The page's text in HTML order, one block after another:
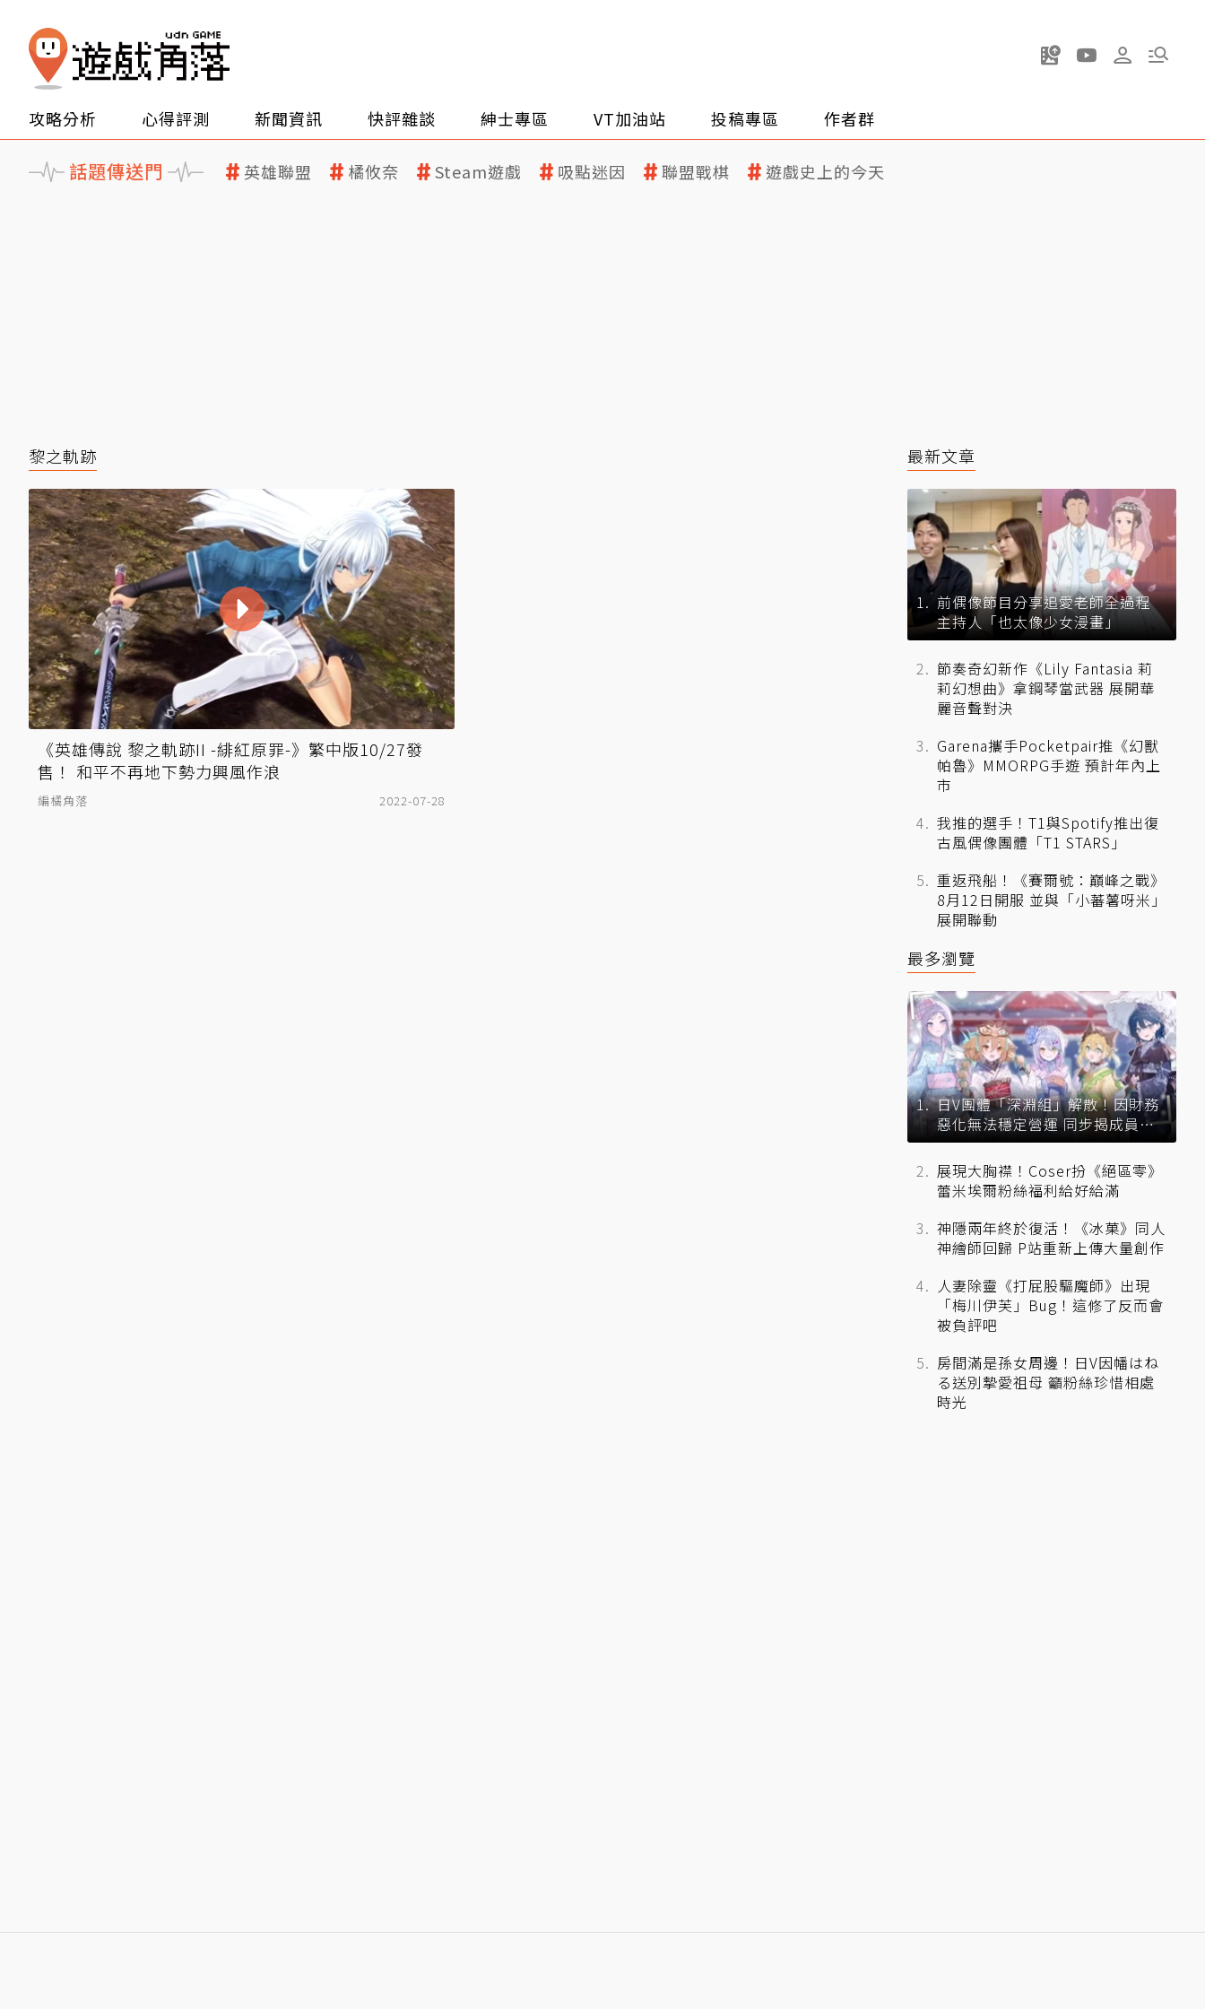
攻略分析 心得評測 新聞資訊 快評雜談 紳士專區 VT加油站 投稿專區 作者群
話題傳送門 英雄聯盟 橘攸奈 Steam遊戲 吸點迷因 聯盟戰棋 遊戲史上的今天
黎之軌跡
《英雄傳說 黎之軌跡II -緋紅原罪-》繁中版10/27發
售！ 和平不再地下勢力興風作浪
編橘角落 2022-07-28
最新文章
前偶像節目分享追愛老師全過程
主持人「也太像少女漫畫」
節奏奇幻新作《Lily Fantasia 莉
莉幻想曲》拿鋼琴當武器 展開華
麗音聲對決
Garena攜手Pocketpair推《幻獸
帕魯》MMORPG手遊 預計年內上
市
我推的選手！T1與Spotify推出復
古風偶像團體「T1 STARS」
重返飛船！《賽爾號：巔峰之戰》
8月12日開服 並與「小蕃薯呀米」
展開聯動
最多瀏覽
日V團體「深淵組」解散！因財務
惡化無法穩定營運 同步揭成員未
來去向
展現大胸襟！Coser扮《絕區零》
蕾米埃爾粉絲福利給好給滿
神隱兩年終於復活！《冰菓》同人
神繪師回歸 P站重新上傳大量創作
人妻除靈《打屁股驅魔師》出現
「梅川伊芙」Bug！這修了反而會
被負評吧
房間滿是孫女周邊！日V因幡はね
る送別摯愛祖母 籲粉絲珍惜相處
時光